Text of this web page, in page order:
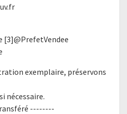
[3]@PrefetVendee
exemplaire, préservons
nécessaire.
--------